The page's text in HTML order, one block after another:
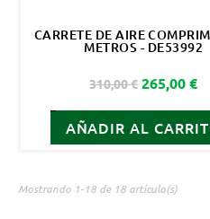
CARRETE DE AIRE
METROS - DE53992
Precio base
310,00 € Precio
265,00 €
AÑADIR AL
Mostrando 1-18 de 18 artículo(s)